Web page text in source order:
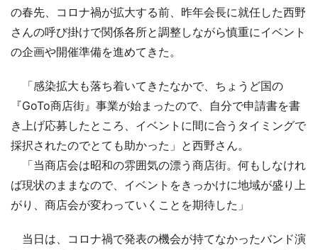
の春先、コロナ禍が拡大する前、昨年会長に就任した西野
さんの呼び掛けで関係各所と調整しながら慎重にイベント
の企画や開催準備を進めてきた。
「感染拡大も落ち着いてきたなかで、ちょうど国の
『GoTo商店街』事業が始まったので、自分で申請書を書
き上げ応募したところ、イベントに間に合うタイミングで
採択されたのでとても助かった」と西野さん。
「当商店会は昭和の雰囲気の漂う商店街。何もしなけれ
ば現状のままなので、イベントをきっかけに地域が盛り上
がり、商店会が変わっていくことを期待した」
当日は、コロナ禍で発表の機会が持てなかったバンド演